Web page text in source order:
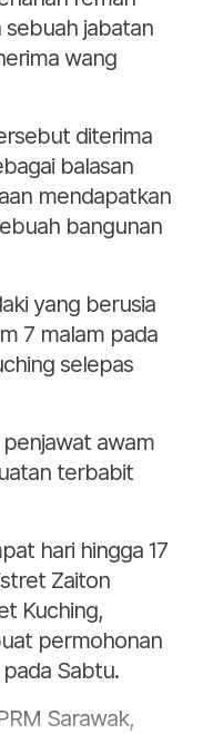
jabatan
wang
diterima
balasan
mendapatkan
bangunan
yang berusia
7 malam pada
selepas
awam
terbabit
hari hingga 17
Zaiton
Kuching,
permohonan
Sabtu.
Sarawak,